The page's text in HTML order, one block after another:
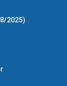
2025)